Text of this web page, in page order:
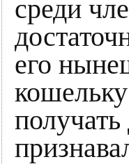
среди
его